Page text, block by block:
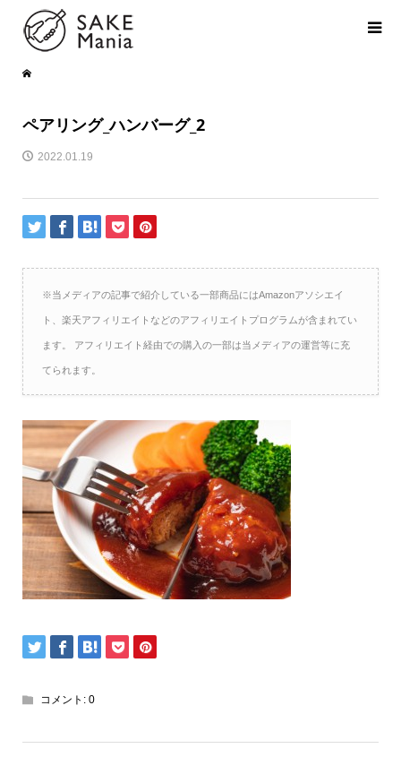
ペアリング_ハンバーグ_2
2022.01.19
※当メディアの記事で紹介している一部商品にはAmazonアソシエイ
ト、楽天アフィリエイトなどのアフィリエイトプログラムが含まれてい
ます。 アフィリエイト経由での購入の一部は当メディアの運営等に充
てられます。
コメント: 0